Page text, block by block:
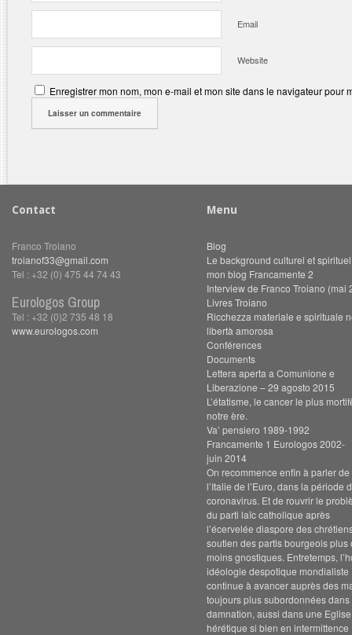
Email
Website
Enregistrer mon nom, mon e-mail et mon site dans le navigateur pour
Contact
Franco Troiano
troianof33@gmail.com
Tel : +32 (0) 475 44 74 43
Eurologos Group
Tel : +32 (0)2 735 48 18
www.eurologos.com
Menu
Blog
Le background culturel et
mon blog Francamente 2
Interview de Franco Troiano (mai
Livres Troiano
Ricchezza materiale e spirituale
libertà amorosa
Conférences
Documents
Lettera aperta a Comunione e
Liberazione – 29 agosto 2015
L’étatisme, le cancer le plus
notre ère.
Va’ pensiero 1989-1992
Francamente 1 Eurologos 2002-
juin 2014
On recommence enfin à parler de
l’Italie de l’Euro, dans la période
coronavirus. Et de rouvrir le
du parti laïc catholique après
l’écervelée diaspore des
soutien des partis bourgeois plus
moins gnostiques. Entretemps,
idéologie despotique mondialiste
continue à avancer auprès des
toujours plus subordonnées dans
damnation, aussi dans une Eglise
hérétique si bien en intermittence